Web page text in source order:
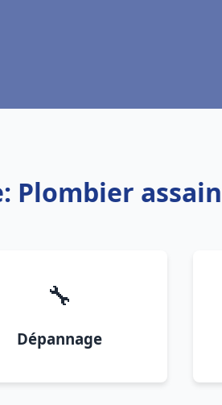
Plombier
🔧
Dépannage